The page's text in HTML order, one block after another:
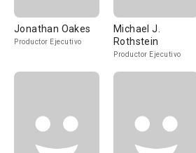
Jonathan Oakes
Productor Ejecutivo
Michael J.
Rothstein
Productor Ejecutivo